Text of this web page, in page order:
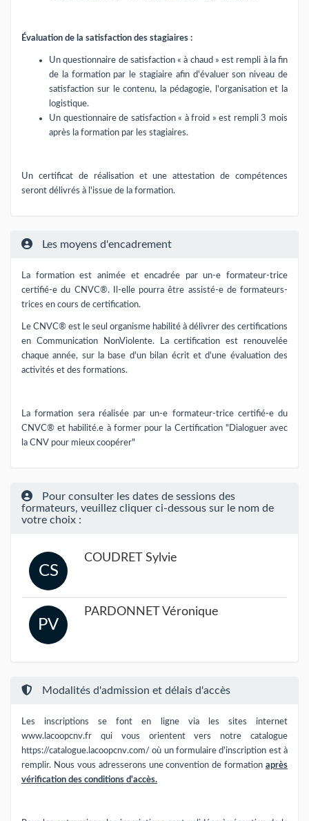
Évaluation de la satisfaction des stagiaires :
Un questionnaire de satisfaction « à chaud » est rempli à la fin
de la formation par le stagiaire afin d'évaluer son niveau de
satisfaction sur le contenu, la pédagogie, l'organisation et la
logistique.
Un questionnaire de satisfaction « à froid » est rempli 3 mois
après la formation par les stagiaires.
Un certificat de réalisation et une attestation de compétences
seront délivrés à l'issue de la formation.
Les moyens d'encadrement
La formation est animée et encadrée par un-e formateur-trice
certifié-e du CNVC®. Il-elle pourra être assisté-e de formateurs-
trices en cours de certification.
Le CNVC® est le seul organisme habilité à délivrer des certifications
en Communication NonViolente. La certification est renouvelée
chaque année, sur la base d'un bilan écrit et d'une évaluation des
activités et des formations.
La formation sera réalisée par un-e formateur-trice certifié-e du
CNVC® et habilité.e à former pour la Certification "Dialoguer avec
la CNV pour mieux coopérer"
Pour consulter les dates de sessions des
formateurs, veuillez cliquer ci-dessous sur le nom de
votre choix :
CS
COUDRET Sylvie
PV
PARDONNET Véronique
Modalités d'admission et délais d'accès
Les inscriptions se font en ligne via les sites internet
www.lacoopcnv.fr qui vous orientent vers notre catalogue
https://catalogue.lacoopcnv.com/ où un formulaire d'inscription est à
remplir. Nous vous adresserons une convention de formation après
vérification des conditions d'accès.